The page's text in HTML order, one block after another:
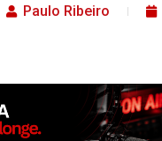
Paulo Ribeiro